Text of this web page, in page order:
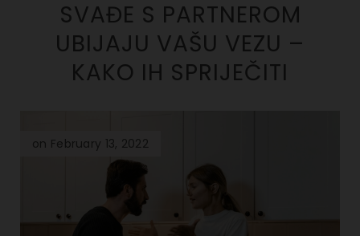
SVAĐE S PARTNEROM
UBIJAJU VAŠU VEZU –
KAKO IH SPRIJEČITI
on February 13, 2022